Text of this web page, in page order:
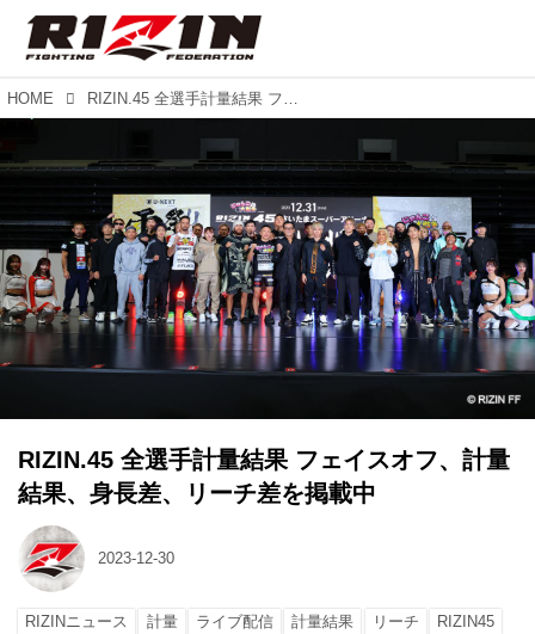
HOME RIZIN.45 全選手計量結果 フェイスオフ、計量結果、身長差、リーチ差を掲載中
RIZIN.45 全選手計量結果 フェイスオフ、計量
結果、身長差、リーチ差を掲載中
2023-12-30
RIZINニュース 計量 ライブ配信 計量結果 リーチ RIZIN45